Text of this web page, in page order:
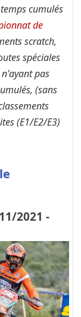
cumulés
de
scratch,
spéciales
pas
(sans
(E1/E2/E3)
2021 -